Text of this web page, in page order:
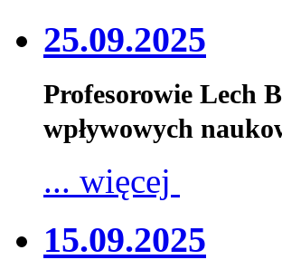
25.09.2025
Profesorowie Lech
wpływowych
... więcej
15.09.2025